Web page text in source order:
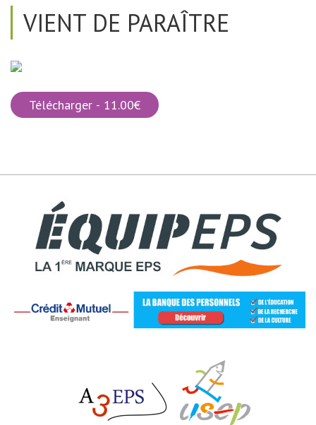
VIENT DE PARAÎTRE
Télécharger - 11.00€